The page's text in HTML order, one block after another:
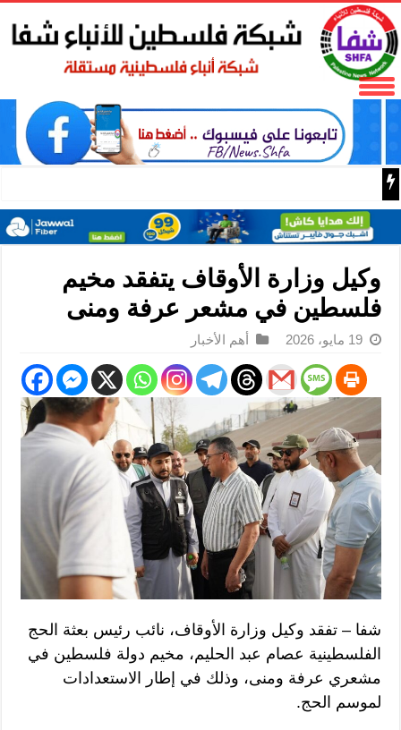
مع اقتراب الإعصار “دولفين”.. الصين تفعّل الإنذار الأحمر
وكيل وزارة الأوقاف يتفقد مخيم
فلسطين في مشعر عرفة ومنى
19 مايو، 2026 أهم الأخبار
شفا – تفقد وكيل وزارة الأوقاف، نائب رئيس بعثة الحج
الفلسطينية عصام عبد الحليم، مخيم دولة فلسطين في
مشعري عرفة ومنى، وذلك في إطار الاستعدادات
لموسم الحج.